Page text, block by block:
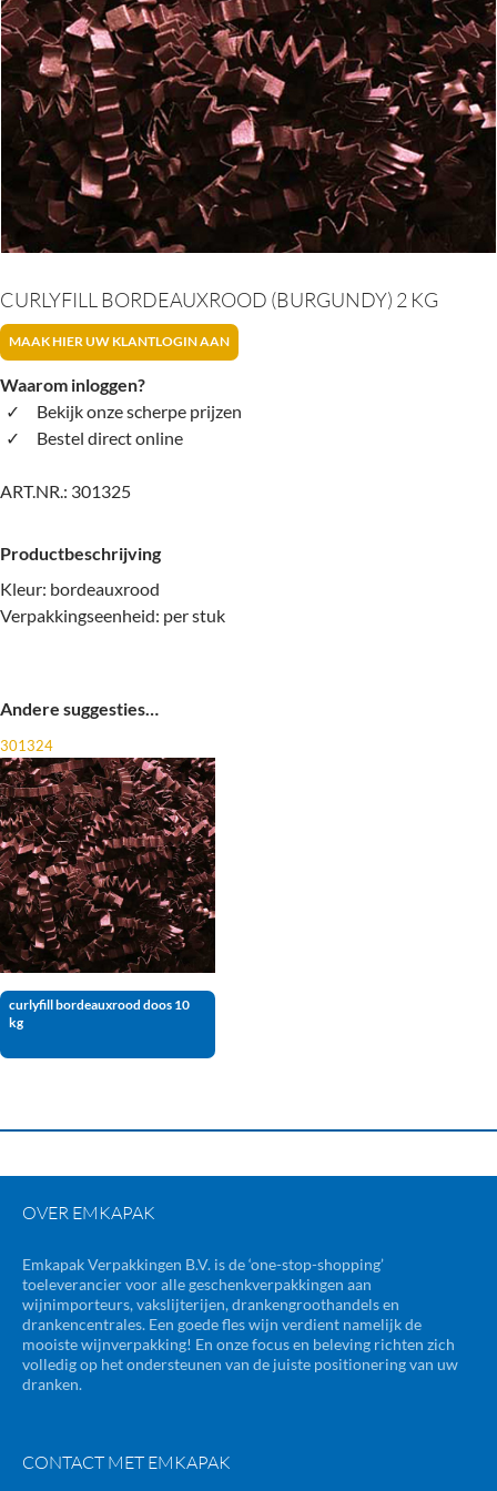
CURLYFILL BORDEAUXROOD (BURGUNDY) 2 KG
MAAK HIER UW KLANTLOGIN AAN
Waarom inloggen?
Bekijk onze scherpe prijzen
Bestel direct online
ART.NR.: 301325
Productbeschrijving
Kleur: bordeauxrood
Verpakkingseenheid: per stuk
Andere suggesties…
301324
curlyfill bordeauxrood doos 10
kg
OVER EMKAPAK
Emkapak Verpakkingen B.V. is de ‘one-stop-shopping’
toeleverancier voor alle geschenkverpakkingen aan
wijnimporteurs, vakslijterijen, drankengroothandels en
drankencentrales. Een goede fles wijn verdient namelijk de
mooiste wijnverpakking! En onze focus en beleving richten zich
volledig op het ondersteunen van de juiste positionering van uw
dranken.
CONTACT MET EMKAPAK